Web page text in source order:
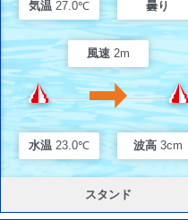
気温 27.0℃ 曇り
風速 2m
水温 23.0℃ 波高 3cm
スタンド